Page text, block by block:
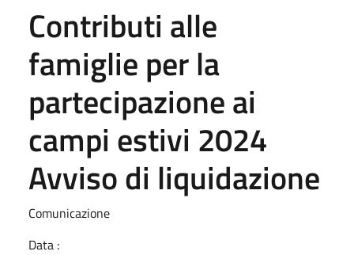
Contributi alle
famiglie per la
partecipazione ai
campi estivi 2024
Avviso di liquidazione
Comunicazione
Data :